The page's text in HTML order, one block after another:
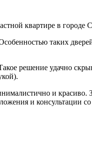
квартире в городе
таких дверей
решение удачно
и красиво.
и консультации